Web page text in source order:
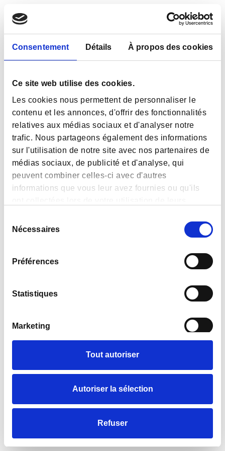
Consentement Détails À propos des cookies
Ce site web utilise des cookies.
Les cookies nous permettent de personnaliser le
contenu et les annonces, d'offrir des fonctionnalités
relatives aux médias sociaux et d'analyser notre
trafic. Nous partageons également des informations
sur l'utilisation de notre site avec nos partenaires de
médias sociaux, de publicité et d'analyse, qui
peuvent combiner celles-ci avec d'autres
informations que vous leur avez fournies ou qu'ils
duNécessaires
Préférences
Statistiques
Marketing
Tout autoriser
Autoriser la sélection
Refuser